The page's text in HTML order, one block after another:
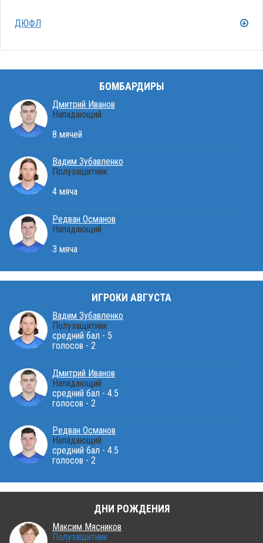
ДЮФЛ
БОМБАРДИРЫ
Дмитрий Иванов
Нападающий
8 мячей
Вадим Зубавленко
Полузащитник
4 мяча
Редван Османов
Нападающий
3 мяча
ИГРОКИ АВГУСТА
Вадим Зубавленко
Полузащитник
средний бал - 5
голосов - 2
Дмитрий Иванов
Нападающий
средний бал - 4.5
голосов - 2
Редван Османов
Нападающий
средний бал - 4.5
голосов - 2
ДНИ РОЖДЕНИЯ
Максим Мясников
Полузащитник